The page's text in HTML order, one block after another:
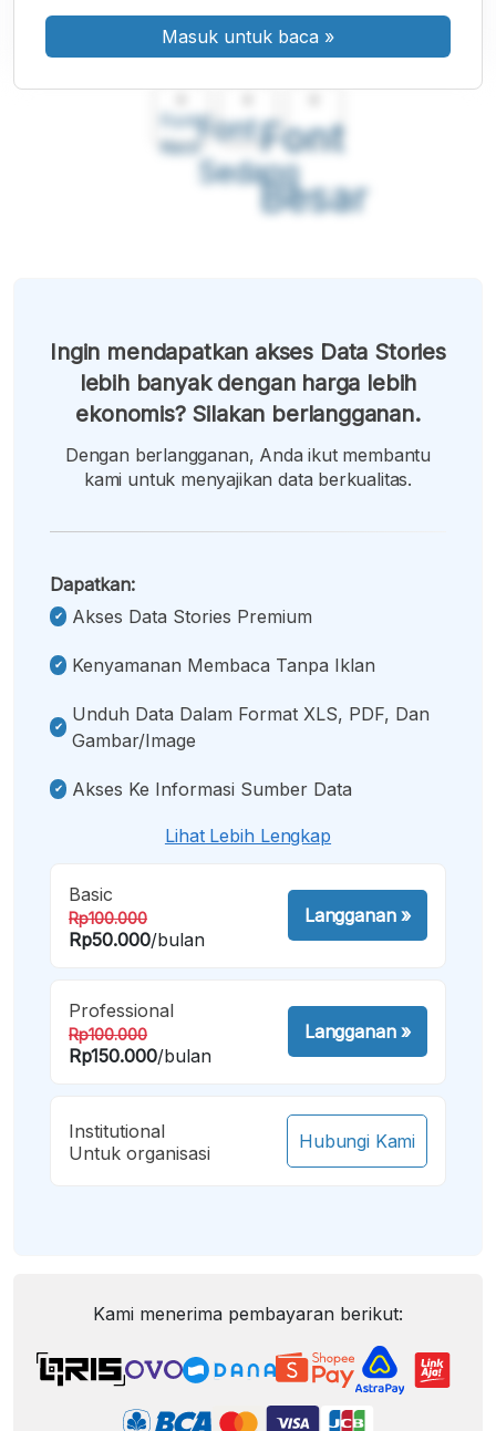
Font
Kecil
Font
Sedang
Font
Besar
Masuk untuk baca »
Ingin mendapatkan akses Data Stories
lebih banyak dengan harga lebih
ekonomis? Silakan berlangganan.
Dengan berlangganan, Anda ikut membantu
kami untuk menyajikan data berkualitas.
Dapatkan:
Akses Data Stories Premium
Kenyamanan Membaca Tanpa Iklan
Unduh Data Dalam Format XLS, PDF, Dan
Gambar/image
Akses Ke Informasi Sumber Data
Lihat Lebih Lengkap
Basic
Rp100.000
Rp50.000/bulan
Langganan»
Professional
Rp100.000
Rp150.000/bulan
Langganan»
Institutional
Untuk organisasi
Hubungi Kami
Kami menerima pembayaran berikut: